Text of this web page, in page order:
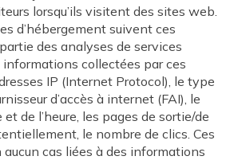
lorsqu’ils visitent des sites web.
d’hébergement suivent ces
des analyses de services
informations collectées par ces
IP (Internet Protocol), le type
d’accès à internet (FAI), le
de l’heure, les pages de sortie/de
le nombre de clics. Ces
cas liées à des informations